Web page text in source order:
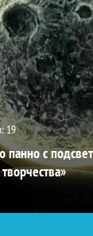
19
панно с